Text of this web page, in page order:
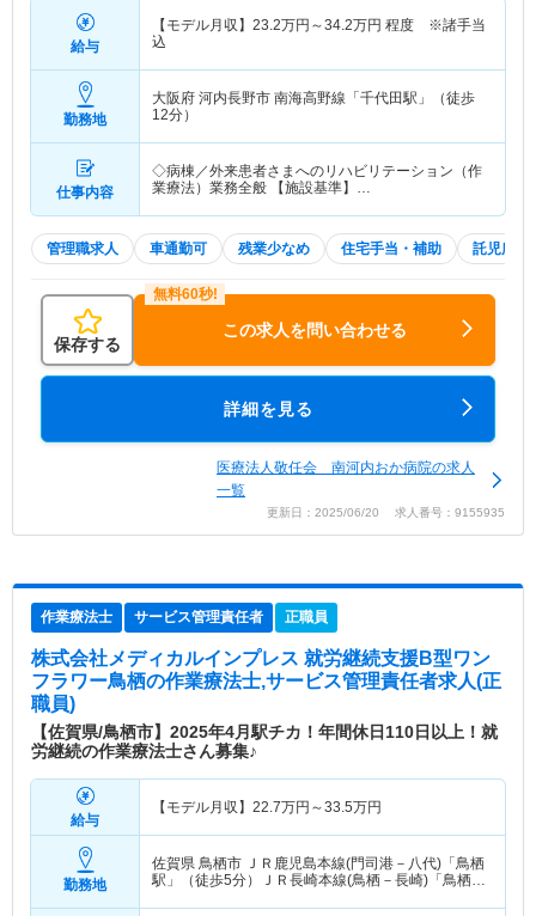
給与
【モデル月収】 23.2万円～34.2万円 程度 ※諸手当
込
勤務地
大阪府 河内長野市 南海高野線「千代田駅」（徒歩
12分）
仕事内容
◇病棟／外来患者さまへのリハビリテーション（作
業療法）業務全般 【施設基準】…
管理職求人 車通勤可 残業少なめ 住宅手当・補助 託児所・
保存する
この求人を問い合わせる
詳細を見る
医療法人敬任会 南河内おか病院の求人
一覧
更新日：2025/06/20 求人番号：9155935
作業療法士 サービス管理責任者 正職員
株式会社メディカルインプレス 就労継続支援B型ワン
フラワー鳥栖の作業療法士,サービス管理責任者求人(正
職員)
【佐賀県/鳥栖市】2025年4月駅チカ！年間休日110日以上！就
労継続の作業療法士さん募集♪
給与
【モデル月収】 22.7万円～33.5万円
勤務地
佐賀県 鳥栖市 ＪＲ鹿児島本線(門司港－八代)「鳥栖
駅」（徒歩5分）ＪＲ長崎本線(鳥栖－長崎)「鳥栖